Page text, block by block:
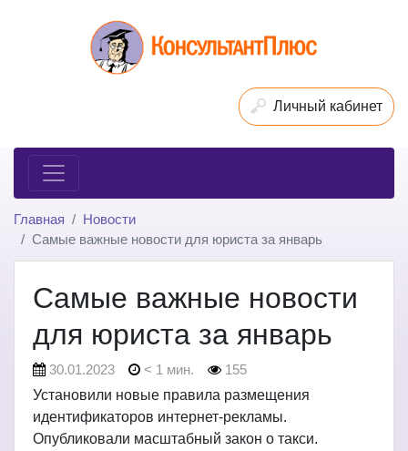
Личный кабинет
Главная
Новости
Самые важные новости для юриста за январь
Самые важные новости
для юриста за январь
30.01.2023 < 1 мин.
155
Установили новые правила размещения
идентификаторов интернет-рекламы.
Опубликовали масштабный закон о такси.